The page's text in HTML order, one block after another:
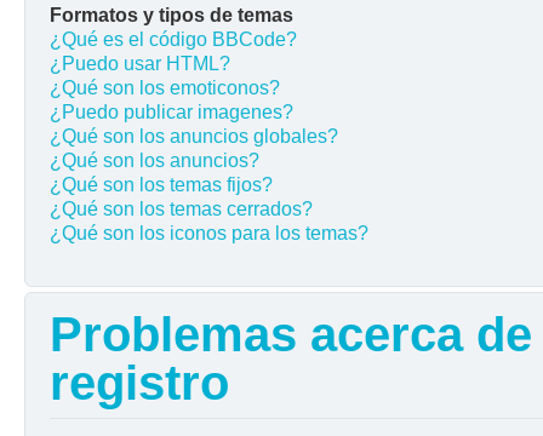
Formatos y tipos de temas
¿Qué es el código BBCode?
¿Puedo usar HTML?
¿Qué son los emoticonos?
¿Puedo publicar imagenes?
¿Qué son los anuncios globales?
¿Qué son los anuncios?
¿Qué son los temas fijos?
¿Qué son los temas cerrados?
¿Qué son los iconos para los temas?
Problemas acerca
registro